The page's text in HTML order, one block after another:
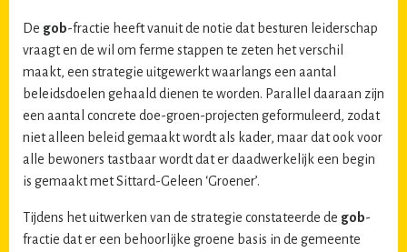
De gob-fractie heeft vanuit de notie dat besturen leiderschap
vraagt en de wil om ferme stappen te zeten het verschil
maakt, een strategie uitgewerkt waarlangs een aantal
beleidsdoelen gehaald dienen te worden. Parallel daaraan zijn
een aantal concrete doe-groen-projecten geformuleerd, zodat
niet alleen beleid gemaakt wordt als kader, maar dat ook voor
alle bewoners tastbaar wordt dat er daadwerkelijk een begin
is gemaakt met Sittard-Geleen ‘Groener’.
Tijdens het uitwerken van de strategie constateerde de gob-
fractie dat er een behoorlijke groene basis in de gemeente